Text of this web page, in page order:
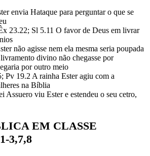
envia Hataque para perguntar o que se
23.22; Sl 5.11 O favor de Deus em livrar
não agisse nem ela mesma seria poupada
divino não chegasse por
por outro meio
Pv 19.2 A rainha Ester agiu com a
na Bíblia
Assuero viu Ester e estendeu o seu cetro,
EM CLASSE
3,7,8